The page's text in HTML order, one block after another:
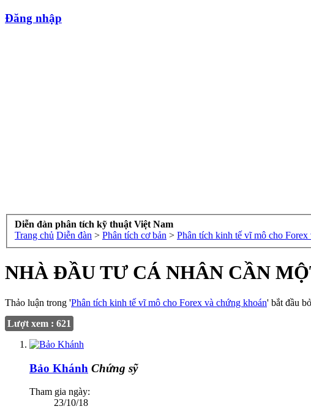
Đăng nhập
Diễn đàn phân tích kỹ thuật Việt Nam
Trang chủ Diễn đàn > Phân tích cơ bản > Phân tích kinh tế vĩ mô cho Forex
NHÀ ĐẦU TƯ CÁ NHÂN CẦN
Thảo luận trong 'Phân tích kinh tế vĩ mô cho Forex và chứng khoán' bắt đầu
Lượt xem : 621
Bảo Khánh Chứng sỹ
Tham gia ngày:
23/10/18